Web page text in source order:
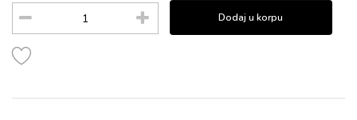
Dodaj u korpu